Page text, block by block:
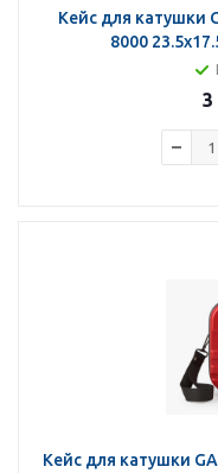
Кейс для катушки
8000
3
Кейс для катушки